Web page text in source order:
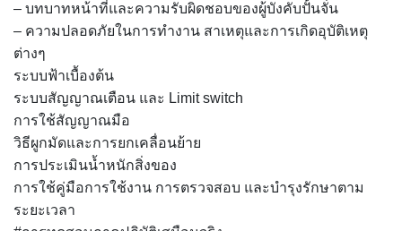
– บทบาทหน้าที่และความรับผิดชอบของผู้บังคับปั้นจั่น
– ความปลอดภัยในการทำงาน สาเหตุและการเกิดอุบัติเหตุ
ต่างๆ
ระบบฟ้าเบื้องต้น
ระบบสัญญาณเตือน และ Limit switch
การใช้สัญญาณมือ
วิธีผูกมัดและการยกเคลื่อนย้าย
การประเมินน้ำหนักสิ่งของ
การใช้คู่มือการใช้งาน การตรวจสอบ และบำรุงรักษาตาม
ระยะเวลา